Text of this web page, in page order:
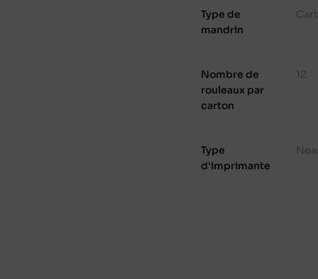
Type de
mandrin
Nombre de
rouleaux par
carton
12
Type
d'imprimante